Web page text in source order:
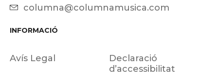
columna@columnamusica.com
INFORMACIÓ
Avís Legal
Declaració
d’accessibilitat